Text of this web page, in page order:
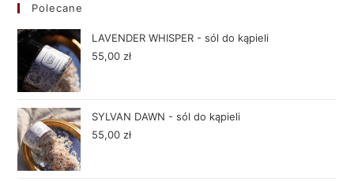
Polecane
LAVENDER WHISPER - sól do kąpieli
55,00zł
SYLVAN DAWN - sól do kąpieli
55,00zł